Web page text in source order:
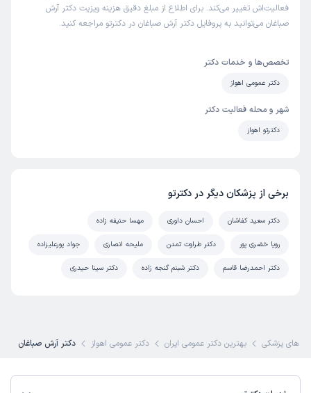
فعالیت‌اش تغییر می‌کند. برای اطلاع از مبلغ دقیق هزینه ویزیت دکتر آرش
صباغان می‌توانید به پروفایل دکتر آرش صباغان در دکترتو مراجعه کنید.
تخصص‌ها و خدمات دکتر
دکتر عمومی اهواز
شهر و محله فعالیت دکتر
دکترتو اهواز
برخی از پزشکان دیگر در دکترتو
دکتر سعید کفاشان احسان داوری مهسا حنیفه زاده
رویا خضری پور دکتر طراوت تمدن ملیحه انصاری جواد پورعلیزاده
دکتر احمدرضا قاسم دکتر شبنم گنجه زاده دکتر سینا حیدری
های پزشکی بهترین دکتر عمومی ایران دکتر عمومی اهواز دکتر آرش صباغان